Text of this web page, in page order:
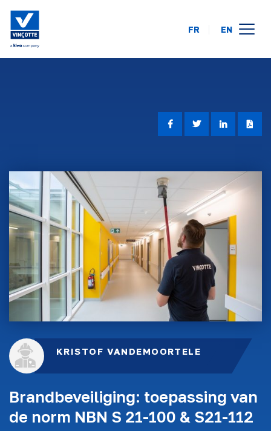
opleidingskalender
FAQ
contact
FR EN
KRISTOF VANDEMOORTELE
Brandbeveiliging: toepassing van
de norm NBN S 21-100 & S21-112